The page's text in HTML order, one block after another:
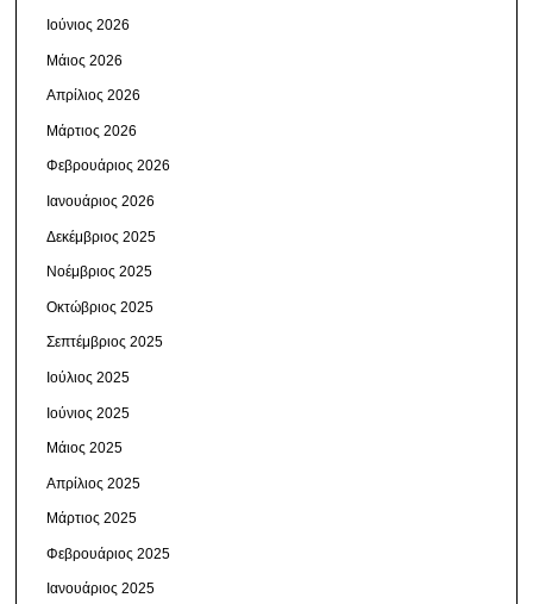
Ιούνιος 2026
Μάιος 2026
Απρίλιος 2026
Μάρτιος 2026
Φεβρουάριος 2026
Ιανουάριος 2026
Δεκέμβριος 2025
Νοέμβριος 2025
Οκτώβριος 2025
Σεπτέμβριος 2025
Ιούλιος 2025
Ιούνιος 2025
Μάιος 2025
Απρίλιος 2025
Μάρτιος 2025
Φεβρουάριος 2025
Ιανουάριος 2025